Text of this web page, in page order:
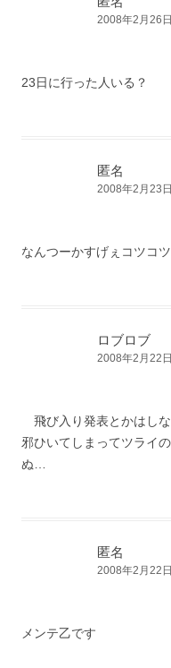
2008年2月26
23日に行った人いる？
匿名
2008年2月23
なんつーかすげぇコツコ
ロブロブ
2008年2月22
飛び入り発表とかはし
邪ひいてしまってツライ
ぬ…
匿名
2008年2月22
メンテ乙です